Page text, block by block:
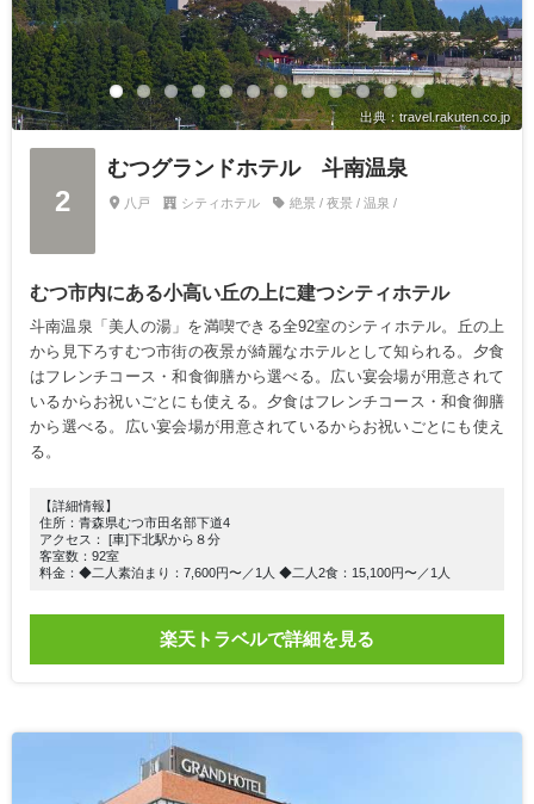
出典：travel.rakuten.co.jp
2
むつグランドホテル 斗南温泉
八戸 シティホテル 絶景 / 夜景 / 温泉 /
むつ市内にある小高い丘の上に建つシティホテル
斗南温泉「美人の湯」を満喫できる全92室のシティホテル。丘の上
から見下ろすむつ市街の夜景が綺麗なホテルとして知られる。夕食
はフレンチコース・和食御膳から選べる。広い宴会場が用意されて
いるからお祝いごとにも使える。夕食はフレンチコース・和食御膳
から選べる。広い宴会場が用意されているからお祝いごとにも使え
る。
【詳細情報】
住所：青森県むつ市田名部下道4
アクセス： [車]下北駅から８分
客室数：92室
料金：◆二人素泊まり：7,600円〜／1人 ◆二人2食：15,100円〜／1人
楽天トラベルで詳細を見る